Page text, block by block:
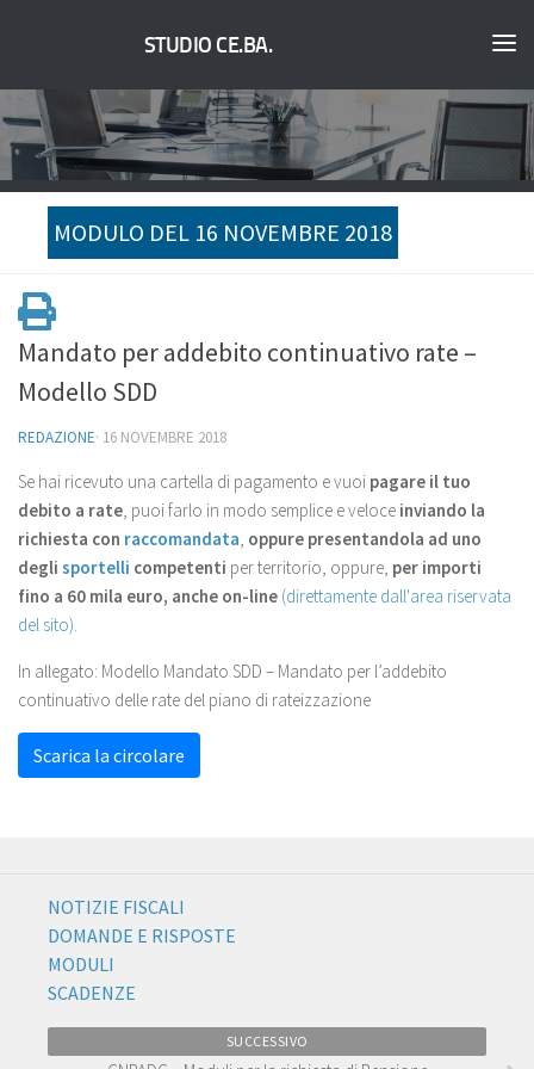
STUDIO CE.BA.
MODULO DEL 16 NOVEMBRE 2018
Mandato per addebito continuativo rate –
Modello SDD
REDAZIONE· 16 NOVEMBRE 2018
Se hai ricevuto una cartella di pagamento e vuoi pagare il tuo
debito a rate, puoi farlo in modo semplice e veloce inviando la
richiesta con raccomandata, oppure presentandola ad uno
degli sportelli competenti per territorio, oppure, per importi
fino a 60 mila euro, anche on-line (direttamente dall'area riservata
del sito).
In allegato: Modello Mandato SDD – Mandato per l’addebito
continuativo delle rate del piano di rateizzazione
Scarica la circolare
NOTIZIE FISCALI
DOMANDE E RISPOSTE
MODULI
SCADENZE
SUCCESSIVO